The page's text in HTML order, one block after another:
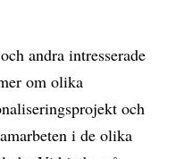
andra intresserade
om olika
och
i de olika